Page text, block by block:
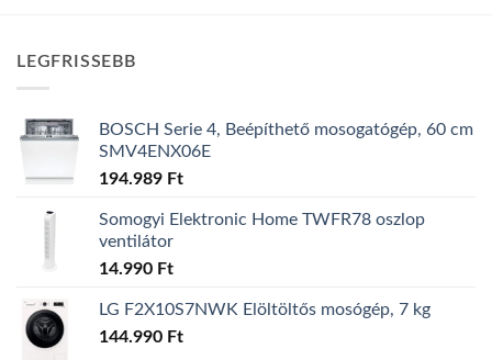
LEGFRISSEBB
BOSCH Serie 4, Beépíthető mosogatógép, 60 cm
SMV4ENX06E
194.989 Ft
Somogyi Elektronic Home TWFR78 oszlop
ventilátor
14.990 Ft
LG F2X10S7NWK Elöltöltős mosógép, 7 kg
144.990 Ft